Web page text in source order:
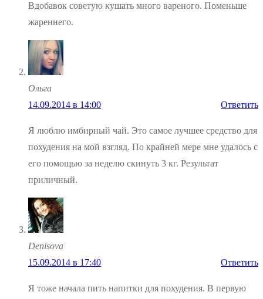
Вдобавок советую кушать много вареного. Поменьше
жареннего.
Ольга
14.09.2014 в 14:00
Ответить
Я люблю имбирный чай. Это самое лучшее средство для
похудения на мой взгляд. По крайней мере мне удалось с
его помощью за неделю скинуть 3 кг. Результат
приличный.
Denisovа
15.09.2014 в 17:40
Ответить
Я тоже начала пить напитки для похудения. В первую